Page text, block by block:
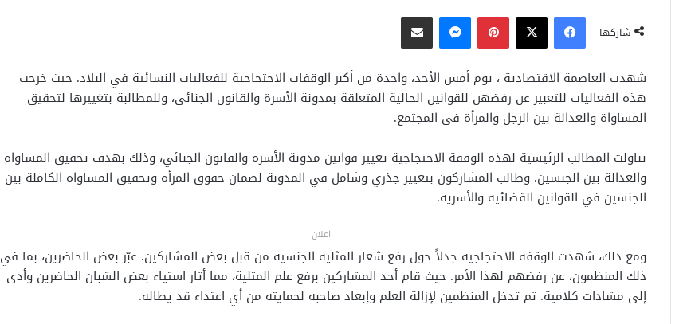
شاركها
فيسبوك ‫X بينتيريست
شهدت العاصمة الاقتصادية ، يوم أمس الأحد، واحدة من أكبر الوقفات الاحتجاجية للفعاليات النسائية في البلاد. حيث خرجت
هذه الفعاليات للتعبير عن رفضهن للقوانين الحالية المتعلقة بمدونة الأسرة والقانون الجنائي، وللمطالبة بتغييرها لتحقيق
المساواة والعدالة بين الرجل والمرأة في المجتمع.
تناولت المطالب الرئيسية لهذه الوقفة الاحتجاجية تغيير قوانين مدونة الأسرة والقانون الجنائي، وذلك بهدف تحقيق المساواة
والعدالة بين الجنسين. وطالب المشاركون بتغيير جذري وشامل في المدونة لضمان حقوق المرأة وتحقيق المساواة الكاملة بين
الجنسين في القوانين القضائية والأسرية.
اعلان
ومع ذلك، شهدت الوقفة الاحتجاجية جدلاً حول رفع شعار المثلية الجنسية من قبل بعض المشاركين. عبّر بعض الحاضرين، بما في
ذلك المنظمون، عن رفضهم لهذا الأمر. حيث قام أحد المشاركين برفع علم المثلية، مما أثار استياء بعض الشبان الحاضرين وأدى
إلى مشادات كلامية. تم تدخل المنظمين لإزالة العلم وإبعاد صاحبه لحمايته من أي اعتداء قد يطاله.